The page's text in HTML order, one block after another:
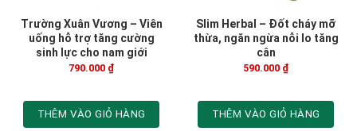
Trường Xuân Vương – Viên
uống hỗ trợ tăng cường
sinh lực cho nam giới
790.000 ₫
THÊM VÀO GIỎ HÀNG
Slim Herbal – Đốt cháy mỡ
thừa, ngăn ngừa nỗi lo tăng
cân
590.000 ₫
THÊM VÀO GIỎ HÀNG